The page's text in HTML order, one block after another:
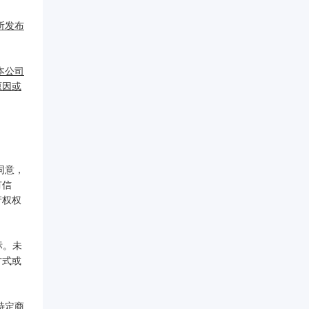
发布
公司
因或
，
信
权
。未
式或
定商